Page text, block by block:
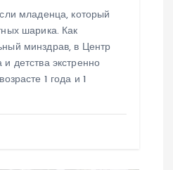
младенца, который
шарика. Как
минздрав, в Центр
детства экстренно
1 года и 1